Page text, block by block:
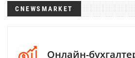
CNEWSMARKET
Онлайн-